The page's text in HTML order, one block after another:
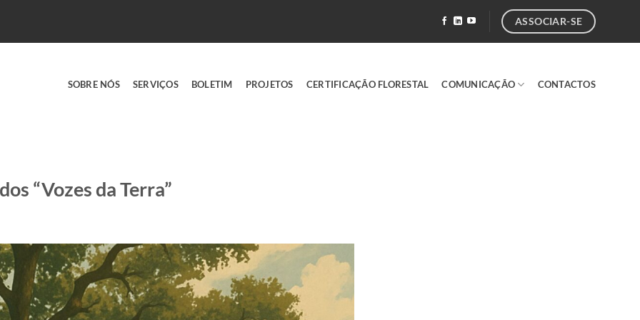
ASSOCIAR-SE
SOBRE NÓS SERVIÇOS BOLETIM PROJETOS CERTIFICAÇÃO FLORESTAL COMUNICAÇÃO CONTACTOS
“Vozes da Terra”